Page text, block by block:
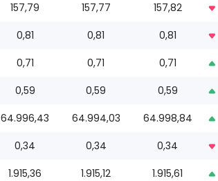
157,79 157,77 157,82
0,81 0,81 0,81
0,71 0,71 0,71
0,59 0,59 0,59
64.996,43 64.994,03 64.998,84
0,34 0,34 0,34
1.915,36 1.915,12 1.915,61